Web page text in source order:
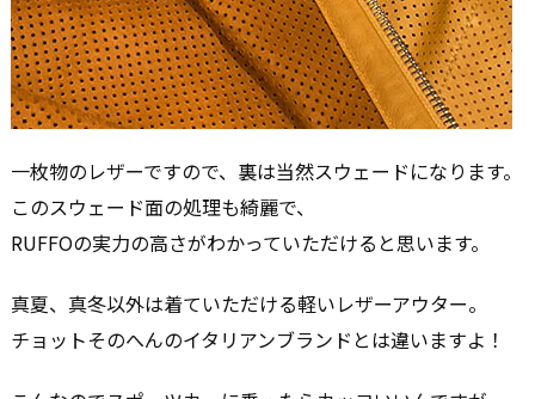
一枚物のレザーですので、裏は当然スウェードになります。
このスウェード面の処理も綺麗で、
RUFFOの実力の高さがわかっていただけると思います。
真夏、真冬以外は着ていただける軽いレザーアウター。
チョットそのへんのイタリアンブランドとは違いますよ！